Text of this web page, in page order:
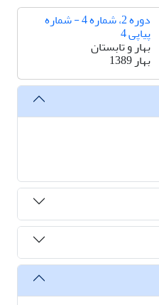
دوره 2، شماره 4 - شماره
پیاپی 4
بهار و تابستان
بهار 1389